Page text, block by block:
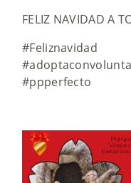
FELIZ NAVIDAD A
#Feliznavidad
#ppperfecto